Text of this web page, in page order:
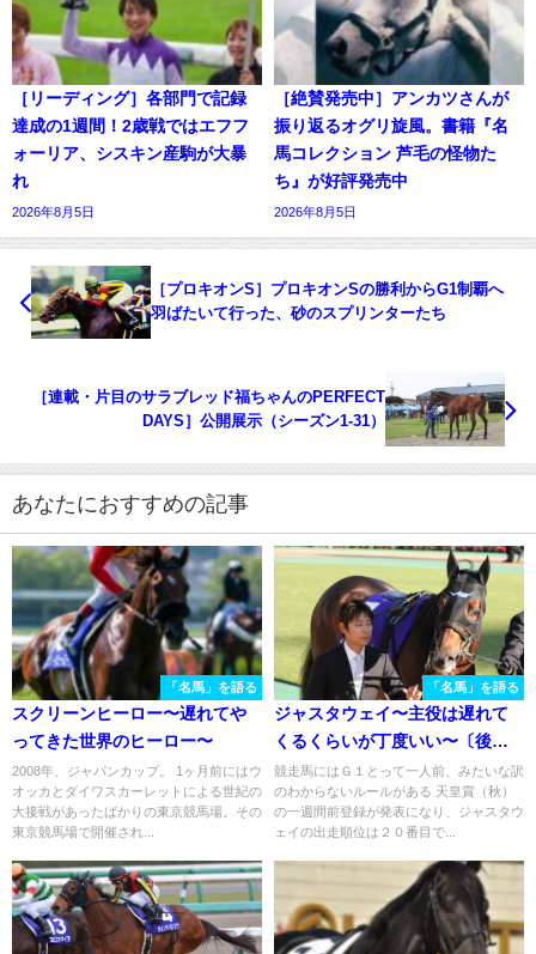
［リーディング］各部門で記録
達成の1週間！2歳戦ではエフフ
ォーリア、シスキン産駒が大暴
れ
2026年8月5日
［絶賛発売中］アンカツさんが
振り返るオグリ旋風。書籍『名
馬コレクション 芦毛の怪物た
ち』が好評発売中
2026年8月5日
［プロキオンS］プロキオンSの勝利からG1制覇へ
羽ばたいて行った、砂のスプリンターたち
［連載・片目のサラブレッド福ちゃんのPERFECT
DAYS］公開展示（シーズン1-31）
あなたにおすすめの記事
「名馬」を語る
スクリーンヒーロー〜遅れてや
ってきた世界のヒーロー〜
2008年、ジャパンカップ。 1ヶ月前にはウ
オッカとダイワスカーレットによる世紀の
大接戦があったばかりの東京競馬場。その
東京競馬場で開催され...
「名馬」を語る
ジャスタウェイ〜主役は遅れて
くるくらいが丁度いい〜〔後
編〕
競走馬にはＧ１とって一人前、みたいな訳
のわからないルールがある 天皇賞（秋）
の一週間前登録が発表になり、ジャスタウ
ェイの出走順位は２０番目で...